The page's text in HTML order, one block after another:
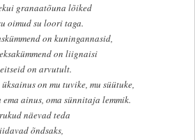
granaatõuna lõiked
oimud su loori taga.
on kuningannasid,
on liignaisi
on arvutult.
on mu tuvike, mu süütuke,
ema ainus, oma sünnitaja lemmik.
näevad teda
õndsaks,